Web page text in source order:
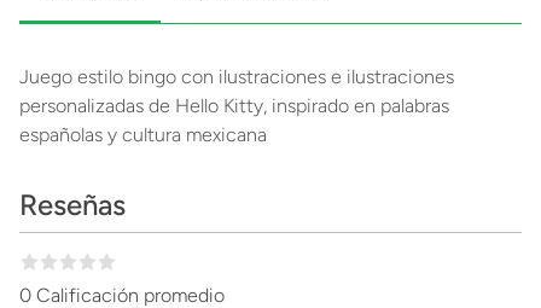
Juego estilo bingo con ilustraciones e ilustraciones
personalizadas de Hello Kitty, inspirado en palabras
españolas y cultura mexicana
Reseñas
0 Calificación promedio